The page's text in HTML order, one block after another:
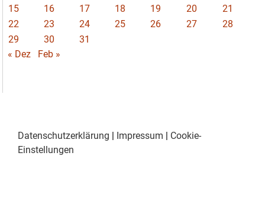
15
16 17 18 19 20
21
22
23 24 25 26 27
28
29
30
31
« Dez
Feb »
Datenschutzerklärung Impressum
Cookie-
Einstellungen